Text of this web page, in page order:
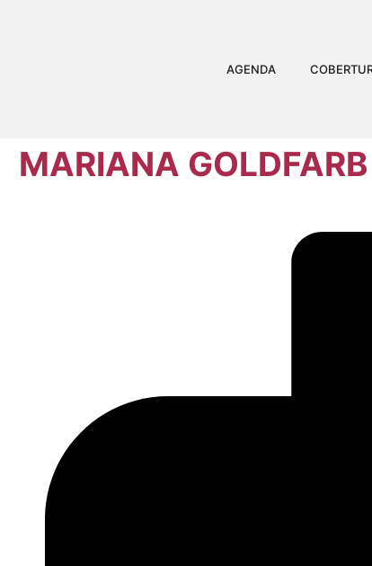
AGENDA
MARIANA